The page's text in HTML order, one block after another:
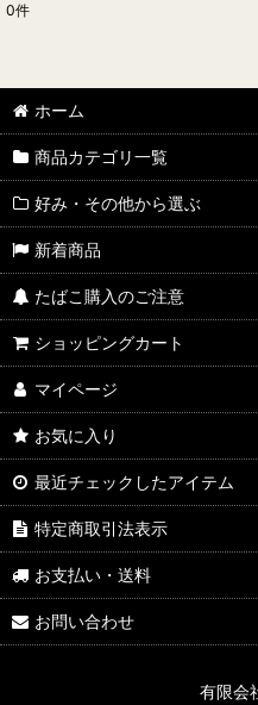
並び順:
0件
ホーム
商品カテゴリ一覧
好み・その他から選ぶ
新着商品
たばこ購入のご注意
ショッピングカート
マイページ
お気に入り
最近チェックしたアイテム
特定商取引法表示
お支払い・送料
お問い合わせ
有限会